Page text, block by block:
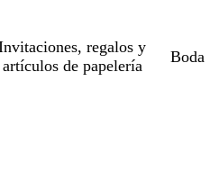
regalos y
artículos de papelería
Boda